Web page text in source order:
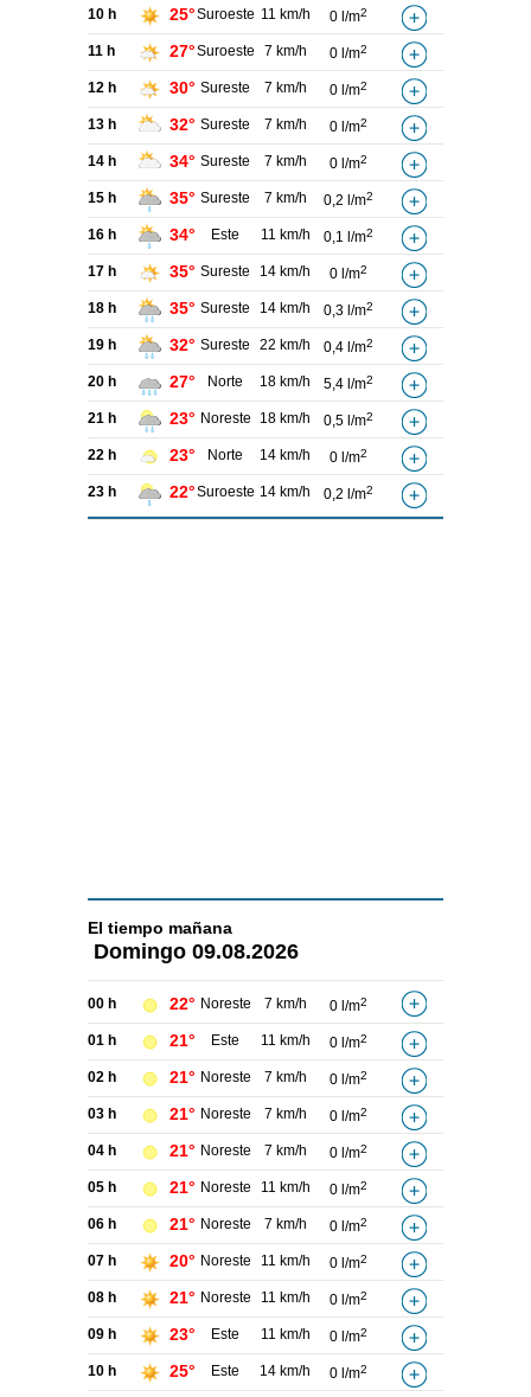
10 h 25°Suroeste 11 km/h 0 l/m2
11 h 27°Suroeste 7 km/h 0 l/m2
12 h 30° Sureste 7 km/h 0 l/m2
13 h 32° Sureste 7 km/h 0 l/m2
14 h 34° Sureste 7 km/h 0 l/m2
15 h 35° Sureste 7 km/h 0,2 l/m2
16 h 34° Este 11 km/h 0,1 l/m2
17 h 35° Sureste 14 km/h 0 l/m2
18 h 35° Sureste 14 km/h 0,3 l/m2
19 h 32° Sureste 22 km/h 0,4 l/m2
20 h 27° Norte 18 km/h 5,4 l/m2
21 h 23° Noreste 18 km/h 0,5 l/m2
22 h 23° Norte 14 km/h 0 l/m2
23 h 22°Suroeste 14 km/h 0,2 l/m2
El tiempo mañana
Domingo 09.08.2026
00 h 22° Noreste 7 km/h 0 l/m2
01 h 21° Este 11 km/h 0 l/m2
02 h 21° Noreste 7 km/h 0 l/m2
03 h 21° Noreste 7 km/h 0 l/m2
04 h 21° Noreste 7 km/h 0 l/m2
05 h 21° Noreste 11 km/h 0 l/m2
06 h 21° Noreste 7 km/h 0 l/m2
07 h 20° Noreste 11 km/h 0 l/m2
08 h 21° Noreste 11 km/h 0 l/m2
09 h 23° Este 11 km/h 0 l/m2
10 h 25° Este 14 km/h 0 l/m2